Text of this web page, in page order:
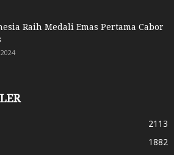
Raih Medali Emas Pertama Cabor
2113
1882